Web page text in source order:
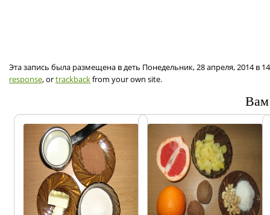
Эта запись была размещена в деть Понедельник, 28 апреля, 2014 в
response, ortrackbackfrom your own site.
Вам